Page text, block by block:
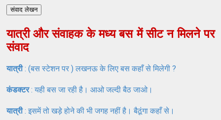
संवाद लेखन
यात्री और संवाहक के मध्य बस में सीट न मिलने पर
संवाद
यात्री: (बस स्टेशन पर ) लखनऊ के लिए बस कहाँ से मिलेगी ?
कंडक्टर: यही बस जा रही है। आओ जल्दी बैठ जाओ।
यात्री: इसमें तो खड़े होने की भी जगह नहीं है। बैठूंगा कहाँ से।